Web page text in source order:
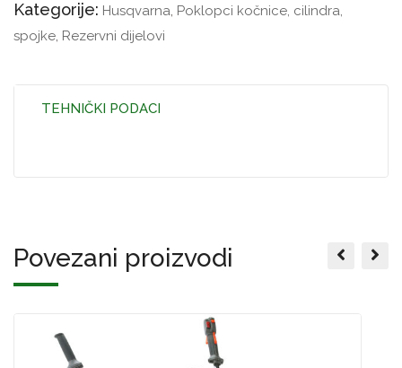
Kategorije: Husqvarna, Poklopci kočnice, cilindra,
spojke, Rezervni dijelovi
TEHNIČKI PODACI
Povezani proizvodi